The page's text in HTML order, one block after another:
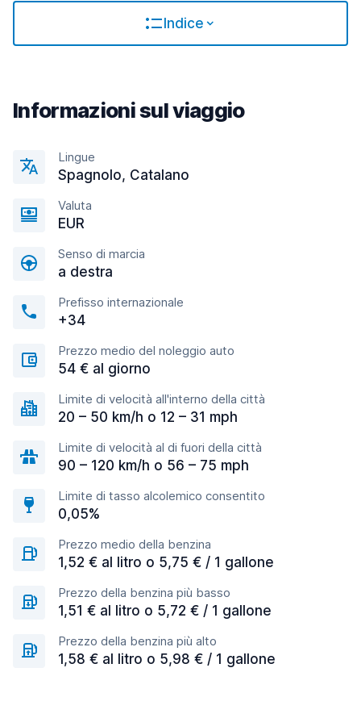
Indice
Informazioni sul viaggio
Lingue
Spagnolo, Catalano
Valuta
EUR
Senso di marcia
a destra
Prefisso internazionale
+34
Prezzo medio del noleggio auto
54 € al giorno
Limite di velocità all'interno della città
20 – 50 km/h o 12 – 31 mph
Limite di velocità al di fuori della città
90 – 120 km/h o 56 – 75 mph
Limite di tasso alcolemico consentito
0,05%
Prezzo medio della benzina
1,52 € al litro o 5,75 € / 1 gallone
Prezzo della benzina più basso
1,51 € al litro o 5,72 € / 1 gallone
Prezzo della benzina più alto
1,58 € al litro o 5,98 € / 1 gallone